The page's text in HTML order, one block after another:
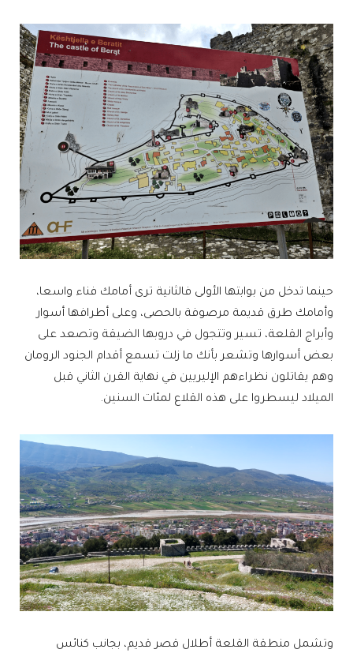
حينما تدخل من بوابتها الأولى فالثانية ترى أمامك فناء واسعا،
وأمامك طرق قديمة مرصوفة بالحصى، وعلى أطرافها أسوار
وأبراج القلعة، تسير وتتجول في دروبها الضيقة وتصعد على
بعض أسوارها وتشعر بأنك ما زلت تسمع أقدام الجنود الرومان
وهم يقاتلون نظراءهم الإليريين في نهاية القرن الثاني قبل
الميلاد ليسطروا على هذه القلاع لمئات السنين.
وتشمل منطقة القلعة أطلال قصر قديم، بجانب كنائس